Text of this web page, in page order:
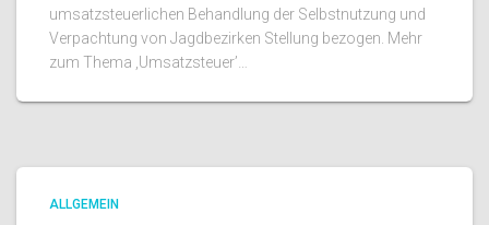
umsatzsteuerlichen Behandlung der Selbstnutzung und
Verpachtung von Jagdbezirken Stellung bezogen. Mehr
zum Thema ‚Umsatzsteuer’…
ALLGEMEIN